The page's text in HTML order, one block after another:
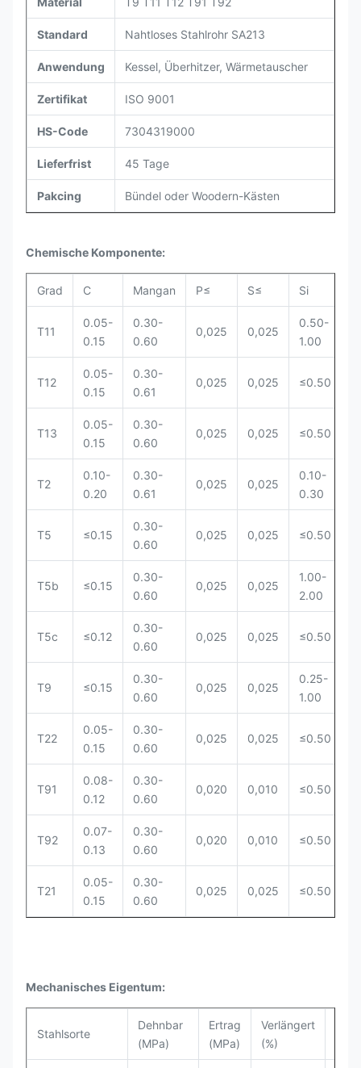
Standard Nahtloses Stahlrohr SA213
Anwendung Kessel, Überhitzer, Wärmetauscher
Zertifikat ISO 9001
HS-Code 7304319000
Lieferfrist 45 Tage
Pakcing Bündel oder Woodern-Kästen
Chemische Komponente:
Grad C Mangan P≤ S≤ Si
T11
0.05-
0.15
0.30-
0.60
0,025 0,025
0.50-
1.00
T12
0.05-
0.15
0.30-
0.61
0,025 0,025 ≤0.50
T13
0.05-
0.15
0.30-
0.60
0,025 0,025 ≤0.50
T2
0.10-
0.20
0.30-
0.61
0,025 0,025
0.10-
0.30
T5 ≤0.15
0.30-
0.60
0,025 0,025 ≤0.50
T5b ≤0.15
0.30-
0.60
0,025 0,025
1.00-
2.00
T5c ≤0.12
0.30-
0.60
0,025 0,025 ≤0.50
T9 ≤0.15
0.30-
0.60
0,025 0,025
0.25-
1.00
T22
0.05-
0.15
0.30-
0.60
0,025 0,025 ≤0.50
T91
0.08-
0.12
0.30-
0.60
0,020 0,010 ≤0.50
T92
0.07-
0.13
0.30-
0.60
0,020 0,010 ≤0.50
T21
0.05-
0.15
0.30-
0.60
0,025 0,025 ≤0.50
Mechanisches Eigentum:
Stahlsorte
Dehnbar
(MPa)
Ertrag
(MPa)
Verlängert
(%)